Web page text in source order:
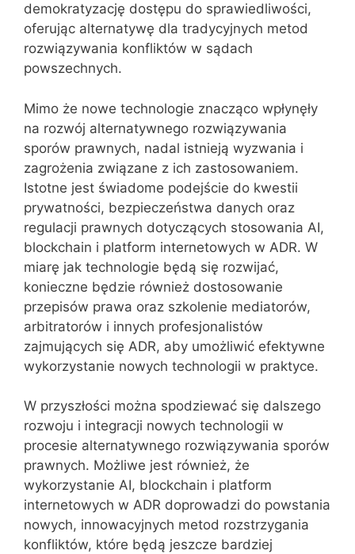
demokratyzację dostępu do sprawiedliwości,
oferując alternatywę dla tradycyjnych metod
rozwiązywania konfliktów w sądach
powszechnych.
Mimo że nowe technologie znacząco wpłynęły
na rozwój alternatywnego rozwiązywania
sporów prawnych, nadal istnieją wyzwania i
zagrożenia związane z ich zastosowaniem.
Istotne jest świadome podejście do kwestii
prywatności, bezpieczeństwa danych oraz
regulacji prawnych dotyczących stosowania AI,
blockchain i platform internetowych w ADR. W
miarę jak technologie będą się rozwijać,
konieczne będzie również dostosowanie
przepisów prawa oraz szkolenie mediatorów,
arbitratorów i innych profesjonalistów
zajmujących się ADR, aby umożliwić efektywne
wykorzystanie nowych technologii w praktyce.
W przyszłości można spodziewać się dalszego
rozwoju i integracji nowych technologii w
procesie alternatywnego rozwiązywania sporów
prawnych. Możliwe jest również, że
wykorzystanie AI, blockchain i platform
internetowych w ADR doprowadzi do powstania
nowych, innowacyjnych metod rozstrzygania
konfliktów, które będą jeszcze bardziej